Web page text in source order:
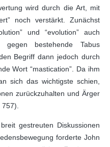
wird durch die Art, mit
noch verstärkt. Zunächst
und “evolution” auch
gegen bestehende Tabus
Begriff dann jedoch durch
Wort “mastication”. Da ihm
sich das wichtigste schien,
zurückzuhalten und Ärger
gestreuten Diskussionen
forderte John